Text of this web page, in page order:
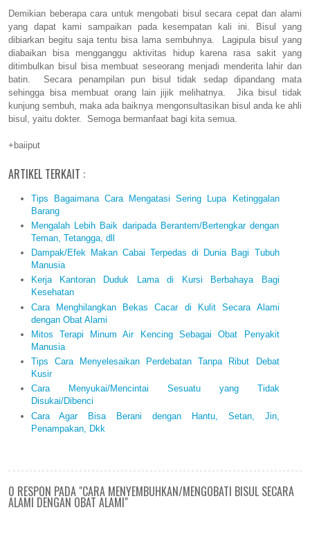
Demikian beberapa cara untuk mengobati bisul secara cepat dan alami
yang dapat kami sampaikan pada kesempatan kali ini. Bisul yang
dibiarkan begitu saja tentu bisa lama sembuhnya. Lagipula bisul yang
diabaikan bisa mengganggu aktivitas hidup karena rasa sakit yang
ditimbulkan bisul bisa membuat seseorang menjadi menderita lahir dan
batin. Secara penampilan pun bisul tidak sedap dipandang mata
sehingga bisa membuat orang lain jijik melihatnya. Jika bisul tidak
kunjung sembuh, maka ada baiknya mengonsultasikan bisul anda ke ahli
bisul, yaitu dokter. Semoga bermanfaat bagi kita semua.
+baiiput
ARTIKEL TERKAIT :
Tips Bagaimana Cara Mengatasi Sering Lupa Ketinggalan
Barang
Mengalah Lebih Baik daripada Berantem/Bertengkar dengan
Teman, Tetangga, dll
Dampak/Efek Makan Cabai Terpedas di Dunia Bagi Tubuh
Manusia
Kerja Kantoran Duduk Lama di Kursi Berbahaya Bagi
Kesehatan
Cara Menghilangkan Bekas Cacar di Kulit Secara Alami
dengan Obat Alami
Mitos Terapi Minum Air Kencing Sebagai Obat Penyakit
Manusia
Tips Cara Menyelesaikan Perdebatan Tanpa Ribut Debat
Kusir
Cara Menyukai/Mencintai Sesuatu yang Tidak
Disukai/Dibenci
Cara Agar Bisa Berani dengan Hantu, Setan, Jin,
Penampakan, Dkk
0 RESPON PADA "CARA MENYEMBUHKAN/MENGOBATI BISUL SECARA
ALAMI DENGAN OBAT ALAMI"